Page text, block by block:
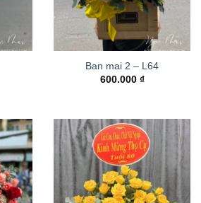
Ban mai 2 – L64
600.000 ₫